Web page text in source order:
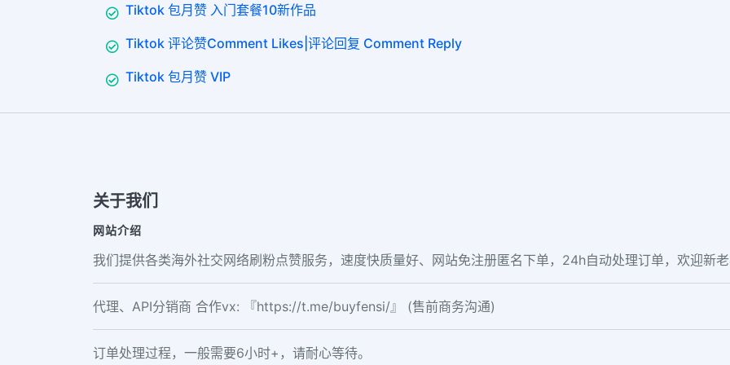
Tiktok 包月赞 入门套餐10新作品
Tiktok 评论赞Comment Likes|评论回复 Comment Reply
Tiktok 包月赞 VIP
关于我们
网站介绍
我们提供各类海外社交网络刷粉点赞服务，速度快质量好、网站免注册匿名下单，24h自动处理订单，欢迎新老
代理、API分销商 合作vx: 『https://t.me/buyfensi/』 (售前商务沟通)
订单处理过程，一般需要6小时+，请耐心等待。